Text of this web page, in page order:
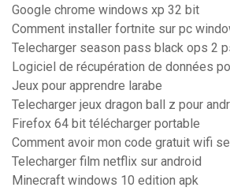
Google chrome windows xp 32 bit
Comment installer fortnite sur pc
Telecharger season pass black ops 2
Logiciel de récupération de données
Jeux pour apprendre larabe
Telecharger jeux dragon ball z pour
Firefox 64 bit télécharger portable
Comment avoir mon code gratuit wifi
Telecharger film netflix sur android
Minecraft windows 10 edition apk